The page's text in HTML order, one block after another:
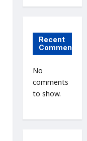
Recent
Comments
No
comments
to show.